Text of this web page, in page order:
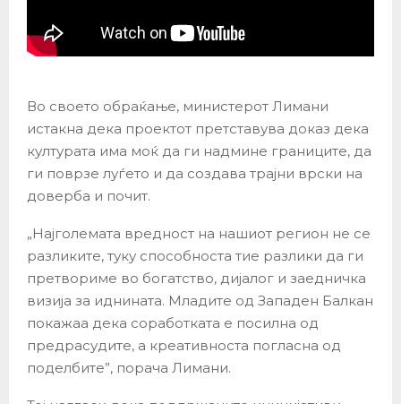
Во своето обраќање, министерот Лимани
истакна дека проектот претставува доказ дека
културата има моќ да ги надмине границите, да
ги поврзе луѓето и да создава трајни врски на
доверба и почит.
„Најголемата вредност на нашиот регион не се
разликите, туку способноста тие разлики да ги
претвориме во богатство, дијалог и заедничка
визија за иднината. Младите од Западен Балкан
покажаа дека соработката е посилна од
предрасудите, а креативноста погласна од
поделбите”, порача Лимани.